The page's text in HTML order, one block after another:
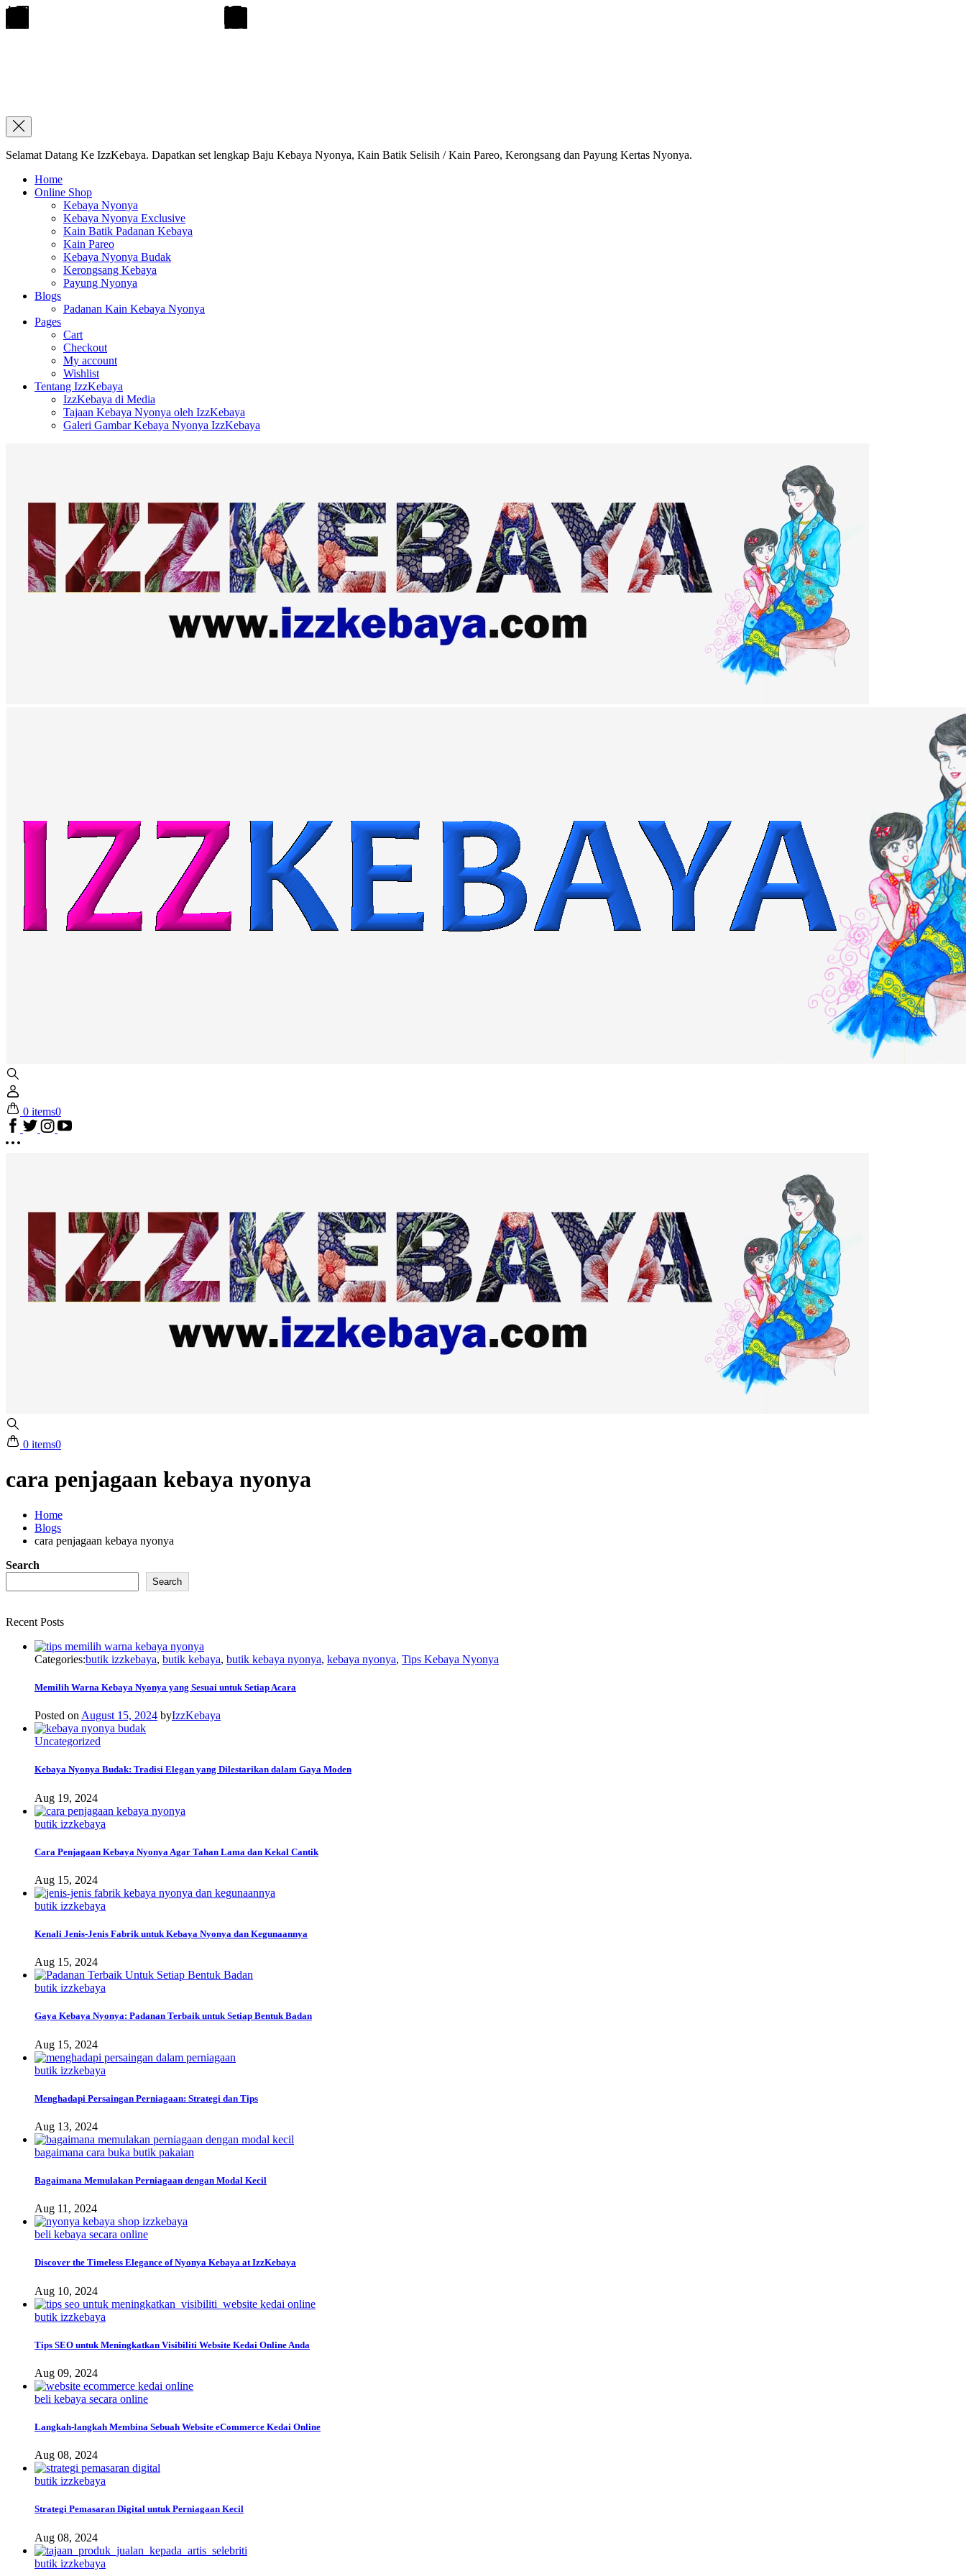
Selamat Datang Ke IzzKebaya. Dapatkan set lengkap Baju Kebaya Nyonya, Kain Batik Selisih / Kain Pareo, Kerongsang dan Payung Kertas Nyonya.
Home
Online Shop
Kebaya Nyonya
Kebaya Nyonya Exclusive
Kain Batik Padanan Kebaya
Kain Pareo
Kebaya Nyonya Budak
Kerongsang Kebaya
Payung Nyonya
Blogs
Padanan Kain Kebaya Nyonya
Pages
Cart
Checkout
My account
Wishlist
Tentang IzzKebaya
IzzKebaya di Media
Tajaan Kebaya Nyonya oleh IzzKebaya
Galeri Gambar Kebaya Nyonya IzzKebaya
0 items0
0 items0
cara penjagaan kebaya nyonya
Home
Blogs
cara penjagaan kebaya nyonya
Search
Search
Recent Posts
Categories:butik izzkebaya, butik kebaya, butik kebaya nyonya, kebaya nyonya, Tips Kebaya Nyonya
Memilih Warna Kebaya Nyonya yang Sesuai untuk Setiap Acara
Posted on August 15, 2024 byIzzKebaya
Uncategorized
Kebaya Nyonya Budak: Tradisi Elegan yang Dilestarikan dalam Gaya Moden
Aug 19, 2024
butik izzkebaya
Cara Penjagaan Kebaya Nyonya Agar Tahan Lama dan Kekal Cantik
Aug 15, 2024
butik izzkebaya
Kenali Jenis-Jenis Fabrik untuk Kebaya Nyonya dan Kegunaannya
Aug 15, 2024
butik izzkebaya
Gaya Kebaya Nyonya: Padanan Terbaik untuk Setiap Bentuk Badan
Aug 15, 2024
butik izzkebaya
Menghadapi Persaingan Perniagaan: Strategi dan Tips
Aug 13, 2024
bagaimana cara buka butik pakaian
Bagaimana Memulakan Perniagaan dengan Modal Kecil
Aug 11, 2024
beli kebaya secara online
Discover the Timeless Elegance of Nyonya Kebaya at IzzKebaya
Aug 10, 2024
butik izzkebaya
Tips SEO untuk Meningkatkan Visibiliti Website Kedai Online Anda
Aug 09, 2024
beli kebaya secara online
Langkah-langkah Membina Sebuah Website eCommerce Kedai Online
Aug 08, 2024
butik izzkebaya
Strategi Pemasaran Digital untuk Perniagaan Kecil
Aug 08, 2024
butik izzkebaya